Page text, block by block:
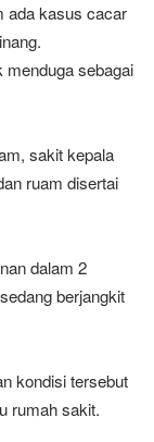
ada kasus cacar
menduga sebagai
sakit kepala
ruam disertai
dalam 2
berjangkit
kondisi tersebut
rumah sakit.